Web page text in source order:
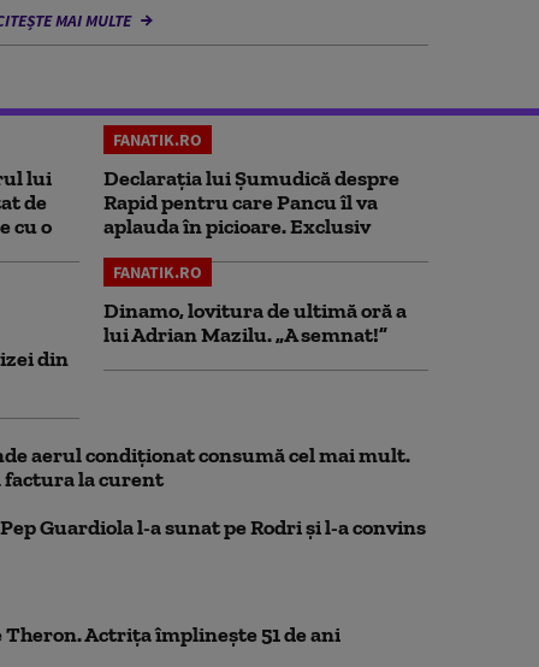
MAI MULTE
lui
de
cu o
FANATIK.RO
Declarația lui Șumudică despre
Rapid pentru care Pancu îl va
aplauda în picioare. Exclusiv
din
FANATIK.RO
Dinamo, lovitura de ultimă oră a
lui Adrian Mazilu. „A semnat!”
aerul condiționat consumă cel mai mult.
factura la curent
Guardiola l-a sunat pe Rodri și l-a convins
Theron. Actrița împlinește 51 de ani